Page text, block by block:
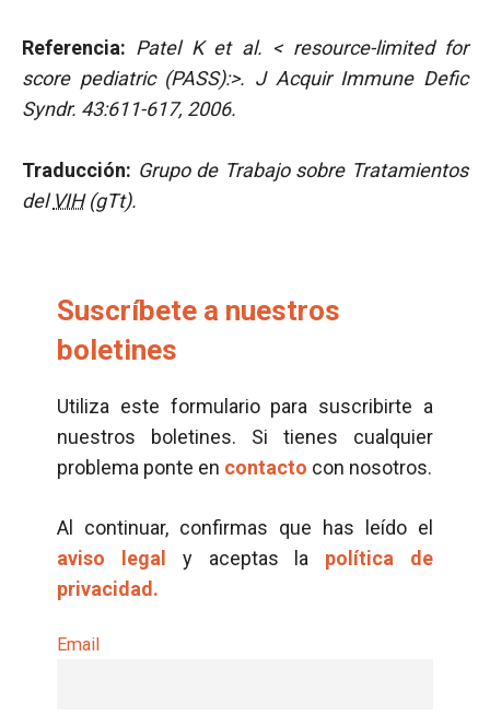
Referencia: Patel K et al. < resource-limited for
score pediatric (PASS):>. J Acquir Immune Defic
Syndr. 43:611-617, 2006.
Traducción: Grupo de Trabajo sobre Tratamientos
delVIH(gTt).
Suscríbete a nuestros
boletines
Utiliza este formulario para suscribirte a
nuestros boletines. Si tienes cualquier
problema ponte en contacto con nosotros.
Al continuar, confirmas que has leído el
aviso legal
y aceptas la política de
privacidad.
Email